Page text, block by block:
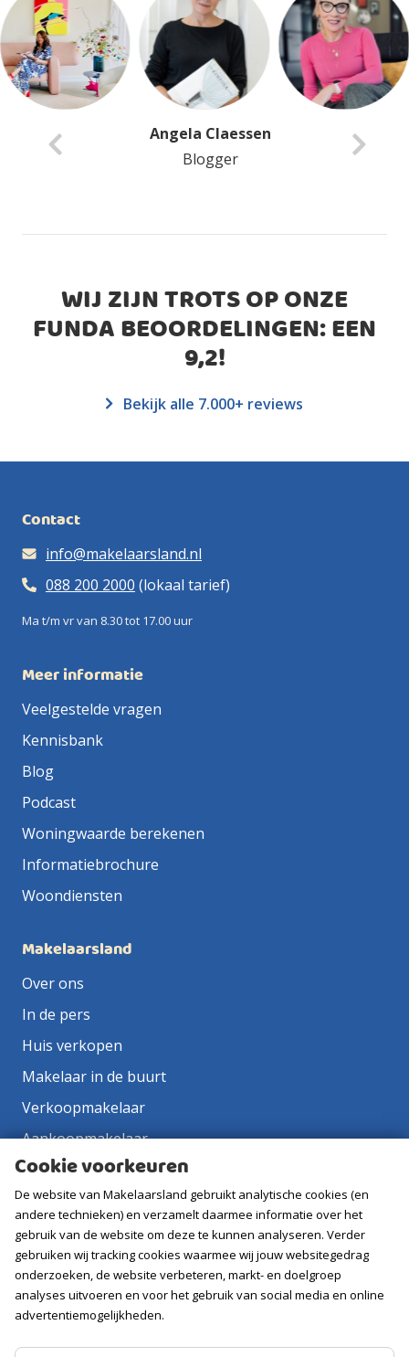
Angela Claessen
Blogger
WIJ ZIJN TROTS OP ONZE
FUNDA BEOORDELINGEN: EEN
9,2!
Bekijk alle 7.000+ reviews
Contact
info@makelaarsland.nl
088 200 2000 (lokaal tarief)
Ma t/m vr van 8.30 tot 17.00 uur
Meer informatie
Veelgestelde vragen
Kennisbank
Blog
Podcast
Woningwaarde berekenen
Informatiebrochure
Woondiensten
Makelaarsland
Over ons
In de pers
Huis verkopen
Makelaar in de buurt
Verkoopmakelaar
Aankoopmakelaar
Contact
Vacatures
Volg ons
Cookie voorkeuren
De website van Makelaarsland gebruikt analytische cookies (en
andere technieken) en verzamelt daarmee informatie over het
gebruik van de website om deze te kunnen analyseren. Verder
gebruiken wij tracking cookies waarmee wij jouw websitegedrag
onderzoeken, de website verbeteren, markt- en doelgroep
analyses uitvoeren en voor het gebruik van social media en online
advertentiemogelijkheden.